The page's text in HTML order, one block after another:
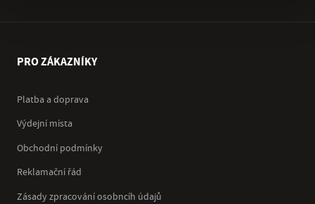
PRO ZÁKAZNÍKY
Platba a doprava
Výdejní místa
Obchodní podmínky
Reklamační řád
Zásady zpracování osobncíh údajů